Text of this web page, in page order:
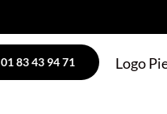
01 83 43 94 71